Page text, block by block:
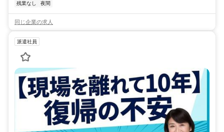
残業なし
夜間
同じ企業の求人
派遣社員